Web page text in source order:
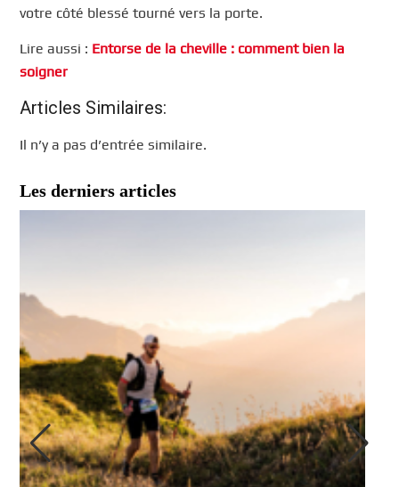
votre côté blessé tourné vers la porte.
Lire aussi : Entorse de la cheville : comment bien la
soigner
Articles Similaires:
Il n’y a pas d’entrée similaire.
Les derniers articles